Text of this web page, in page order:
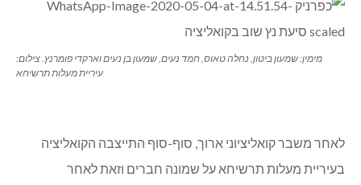
מימין: שמעון ביטון, נחלה טאוס, חמד נעים, שמעון בן נעים וארקדי פומרנץ. צילום:
עיריית מעלות תרשיחא
לאחר משבר קואליציוני ארוך, סוף-סוף התייצבה הקואליציה
בעיריית מעלות תרשיחא על שמונה חברים וזאת לאחר